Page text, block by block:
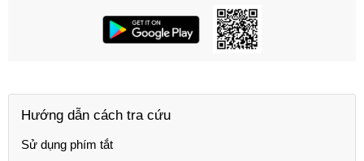
Hướng dẫn cách tra cứu
Sử dụng phím tắt